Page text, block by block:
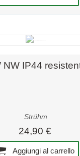
NW IP44
Strühm
24,90 €
Aggiungi al carrello